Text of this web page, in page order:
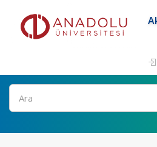
Ara